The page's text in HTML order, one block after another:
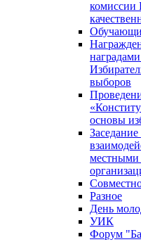
комиссии
выборов
основы
местными
Разное
День
УИК
Форум